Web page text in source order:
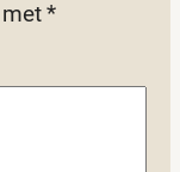
met*